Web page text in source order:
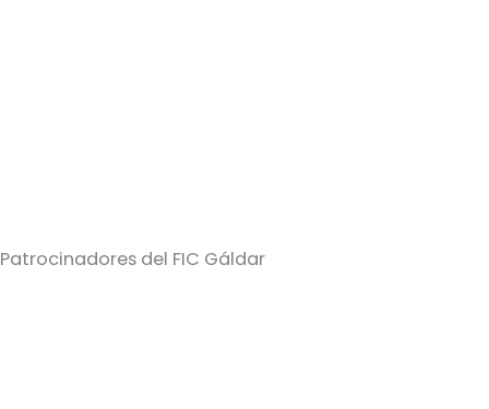
Patrocinadores del FIC Gáldar